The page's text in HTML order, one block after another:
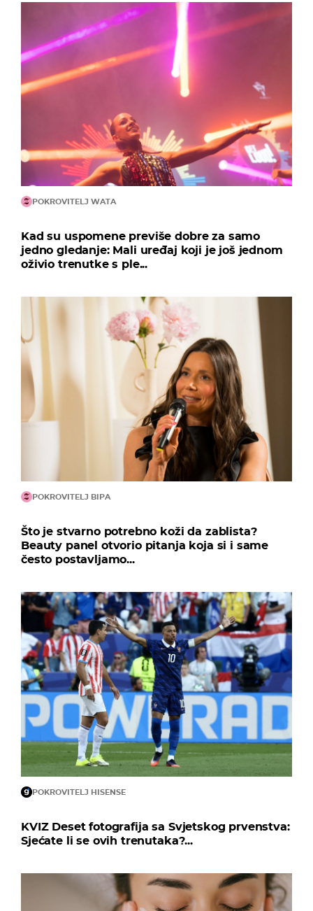
POKROVITELJ WATA
Kad su uspomene previše dobre za samo
jedno gledanje: Mali uređaj koji je još jednom
oživio trenutke s ple...
POKROVITELJ BIPA
Što je stvarno potrebno koži da zablista?
Beauty panel otvorio pitanja koja si i same
često postavljamo...
POKROVITELJ HISENSE
KVIZ Deset fotografija sa Svjetskog prvenstva:
Sjećate li se ovih trenutaka?...